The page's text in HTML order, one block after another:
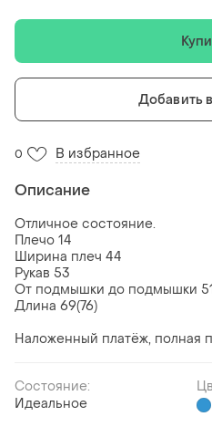
Добавить
0 В избранное
Описание
Отличное состояние.
Плечо 14
Ширина плеч 44
Рукав 53
От подмышки до подмышки
Длина 69(76)
Наложенный платёж, полная
Состояние:
Идеальное